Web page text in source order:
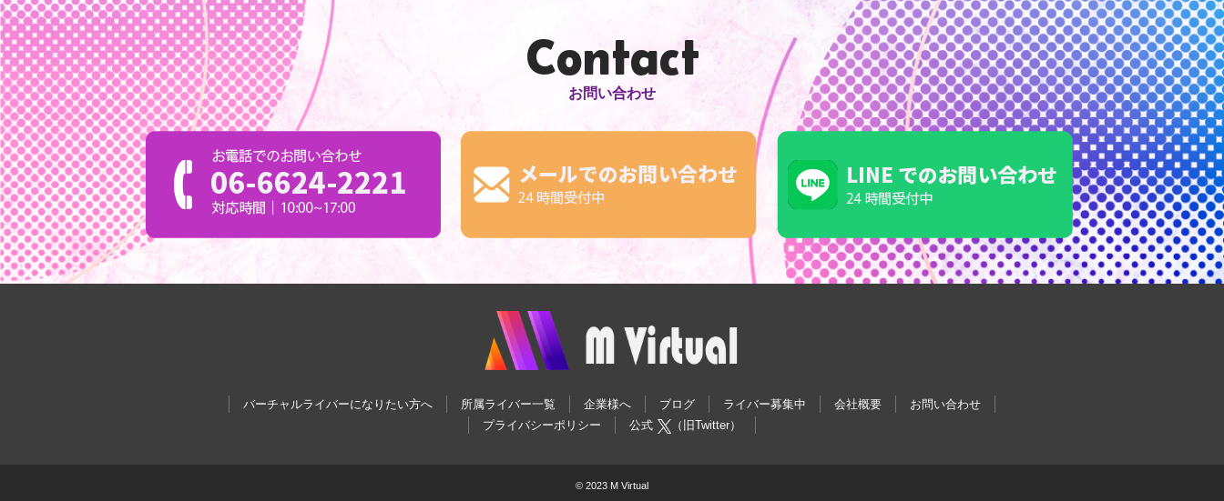
Contact
お問い合わせ
バーチャルライバーになりたい方へ 所属ライバー一覧 企業様へ ブログ ライバー募集中 会社概要
お問い合わせ
プライバシーポリシー
公式 （旧Twitter）
© 2023 M Virtual